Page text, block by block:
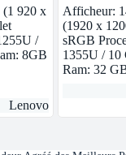
| 512
920 x
/
8GB
Lenovo
1355U | 32
Iris Xe | 1
Afficheur:
(1920 x
sRGB
1355U / 10
Ram: 32